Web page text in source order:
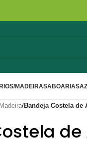
MADEIRASABOARIA
/Bandeja Costela de
de